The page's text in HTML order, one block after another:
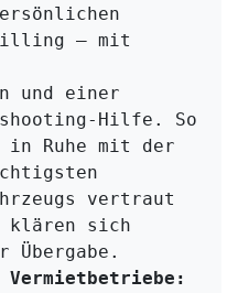
– mit
und einer
Hilfe. So
Ruhe mit der
vertraut
klären sich
Übergabe.
Vermietbetriebe: